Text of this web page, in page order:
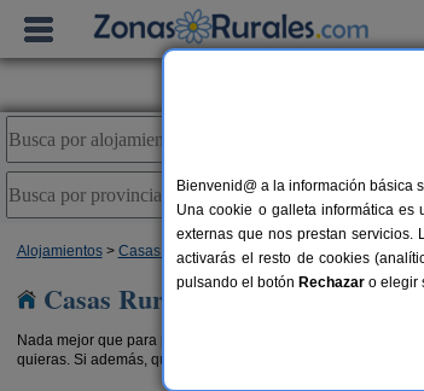
Alojamientos> Casas Rurales con disponibilidad> Baleares
Casas Rurales con
Nada mejor que para planear tu escapada rural es ir directo a
quieras. Si además, quieres dejar la reserva hecha ya
Bienvenid@ a la información básica
Una cookie o galleta informática es
externas que nos prestan servicios.
activarás el resto de cookies
pulsando el botón Rechazar o elegir